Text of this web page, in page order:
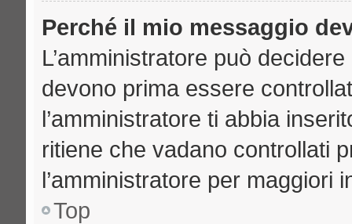
Perché il mio messaggio
L’amministratore può
devono prima essere
l’amministratore ti abbia
ritiene che vadano controllati
l’amministratore per maggiori
Top